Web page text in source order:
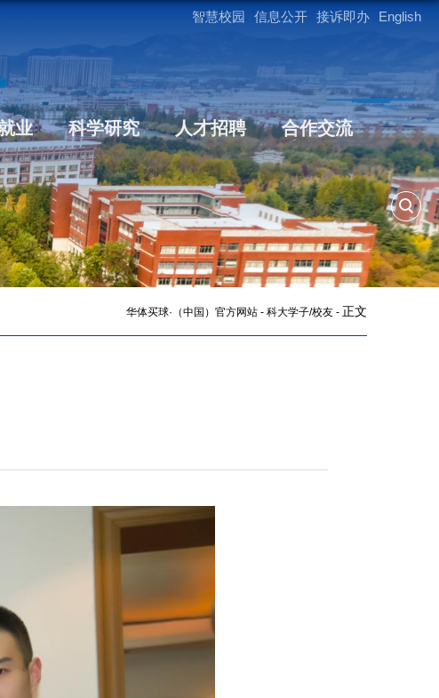
智慧校园 信息公开 接诉即办 English
业 科学研究 人才招聘
合作交流
华体买球·（中国）官方网站 -科大学子/校友 - 正文